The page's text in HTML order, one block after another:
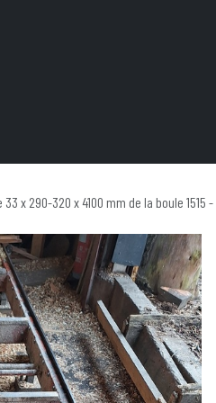
x 290-320 x 4100 mm de la boule 1515 -